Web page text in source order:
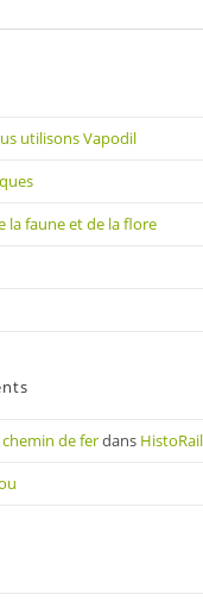
utilisons Vapodil
la faune et de la flore
de ferdans HistoRail